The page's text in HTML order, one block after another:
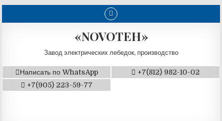
«NOVOTEH»
Завод электрических лебедок, производство
Написать по WhatsApp
+7(812) 982-10-02
+7(905) 223-59-77